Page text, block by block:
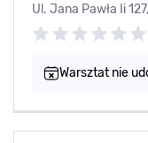
Ul. Jana Pawła Ii 127,
Warsztat nie